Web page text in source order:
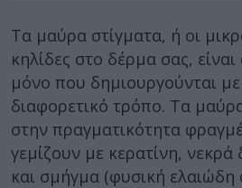
Τα μαύρα στίγματα, ή οι
κηλίδες στο δέρμα σας,
μόνο που δημιουργούνται
διαφορετικό τρόπο. Τα
στην πραγματικότητα
γεμίζουν με κερατίνη,
και σμήγμα (φυσική ελαιώδη